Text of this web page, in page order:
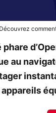
Découvrez
au